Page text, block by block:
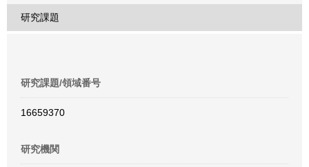
研究課題
研究課題/領域番号
16659370
研究機関